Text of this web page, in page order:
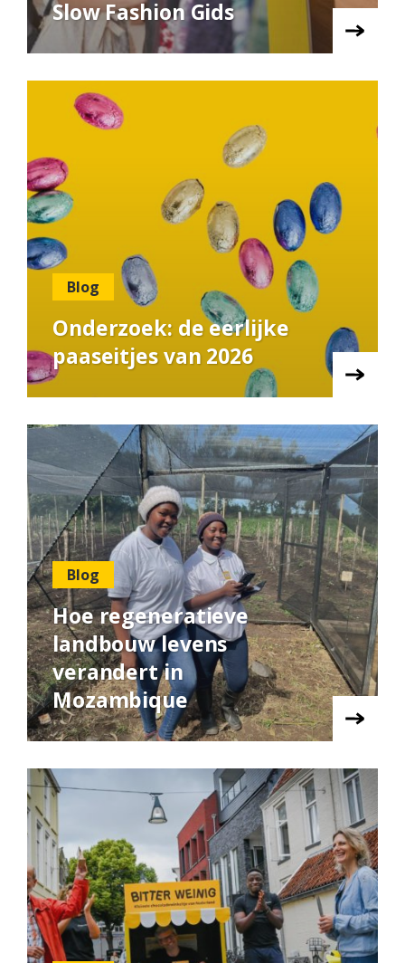
Slow Fashion Gids
Blog
Onderzoek: de eerlijke
paaseitjes van 2026
Blog
Hoe regeneratieve
landbouw levens
verandert in
Mozambique